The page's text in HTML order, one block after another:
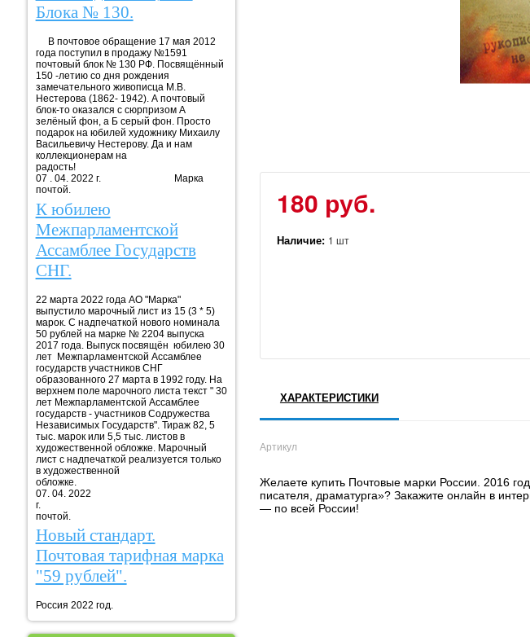
180 руб.
Наличие: 1 шт
ХАРАКТЕРИСТИКИ
Артикул
Желаете купить Почтовые марки России. 2016
писателя, драматурга»? Закажите онлайн в
— по всей России!
Блока № 130.
В почтовое обращение 17 мая 2012
года поступил в продажу №1591
почтовый блок № 130 РФ. Посвящённый
150 -летию со дня рождения
замечательного живописца М.В.
Нестерова (1862- 1942). А почтовый
блок-то оказался с сюрпризом А
зелёный фон, а Б серый фон. Просто
подарок на юбилей художнику Михаилу
Васильевичу Нестерову. Да и нам
коллекционерам на
радость!
07 . 04. 2022 г. Марка
почтой.
К юбилею
Межпарламентской
Ассамблее Государств
СНГ.
22 марта 2022 года АО "Марка"
выпустило марочный лист из 15 (3 * 5)
марок. С надпечаткой нового номинала
50 рублей на марке № 2204 выпуска
2017 года. Выпуск посвящён юбилею 30
лет Межпарламентской Ассамблее
государств участников СНГ
образованного 27 марта в 1992 году. На
верхнем поле марочного листа текст " 30
лет Межпарламентской Ассамблее
государств - участников Содружества
Независимых Государств". Тираж 82, 5
тыс. марок или 5,5 тыс. листов в
художественной обложке. Марочный
лист с надпечаткой реализуется только
в художественной
обложке.
07. 04. 2022
г. Марка
почтой.
Новый стандарт.
Почтовая тарифная марка
"59 рублей".
Россия 2022 год.